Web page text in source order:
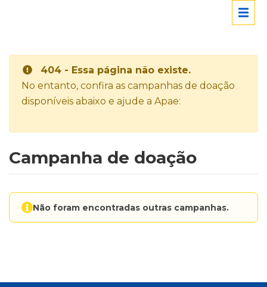
404 - Essa página não existe.
No entanto, confira as campanhas de doação
disponíveis abaixo e ajude a Apae:
Campanha de doação
Não foram encontradas outras campanhas.